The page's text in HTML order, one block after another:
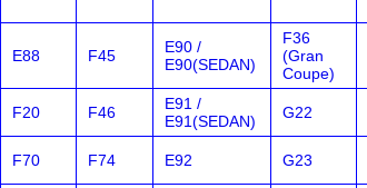
E88 F45
E90 /
E90(SEDAN)
F36
(Gran
Coupe)
F20 F46
E91 /
E91(SEDAN)
G22
F70 F74 E92 G23